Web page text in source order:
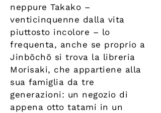
neppure Takako –
venticinquenne dalla vita
piuttosto incolore – lo
frequenta, anche se proprio a
Jinbōchō si trova la libreria
Morisaki, che appartiene alla
sua famiglia da tre
generazioni: un negozio di
appena otto tatami in un